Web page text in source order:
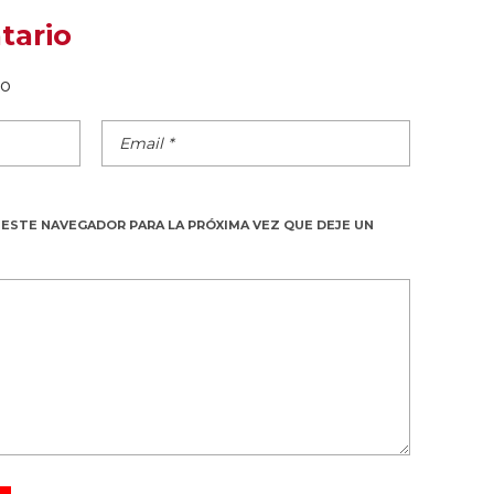
NAVEGADOR PARA LA PRÓXIMA VEZ QUE DEJE UN